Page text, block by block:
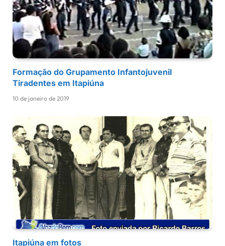
Formação do Grupamento Infantojuvenil
Tiradentes em Itapiúna
10 de janeiro de 2019
Itapiúna em fotos